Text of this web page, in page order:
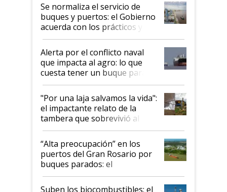
Se normaliza el servicio de
buques y puertos: el Gobierno
acuerda con los prácticos y
suspende el decreto de
desregulación
Alerta por el conflicto naval
que impacta al agro: lo que
cuesta tener un buque parado
y el peligro de que Argentina
pase a ser "país sucio"
"Por una laja salvamos la vida":
el impactante relato de la
tambera que sobrevivió al
tornado
“Alta preocupación” en los
puertos del Gran Rosario por
buques parados: el
funcionamiento de las
exportadoras en tensión tras
Suben los biocombustibles: el